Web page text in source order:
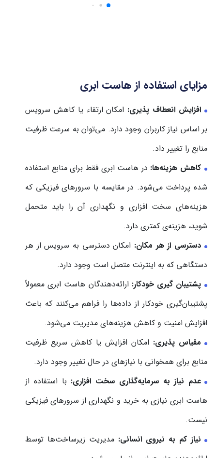
مزایای استفاده از هاست ابری
افزایش انعطاف پذیری: امکان ارتقاء یا کاهش سرویس
بر اساس نیاز کاربران وجود دارد. می‌توان به سرعت ظرفیت
منابع را تغییر داد.
کاهش هزینه‌ها: در هاست ابری فقط برای منابع استفاده
شده پرداخت می‌شود. در مقایسه با سرورهای فیزیکی که
هزینه‌های سخت افزاری و نگهداری آن را باید متحمل
شوید، هزینه‌ی کمتری دارد.
دسترسی از هر مکان: امکان دسترسی به سرویس از هر
دستگاهی که به اینترنت متصل است وجود دارد.
پشتیبان گیری خودکار: ارائه‌دهندگان هاست ابری معمولاً
پشتیبان‌گیری خودکار از داده‌ها را فراهم می‌کنند که باعث
افزایش امنیت و کاهش هزینه‌های مدیریت می‌شود.
مقیاس پذیری: امکان افزایش یا کاهش سریع ظرفیت
منابع برای همخوانی با نیازهای در حال تغییر وجود دارد.
عدم نیاز به سرمایه‌گذاری سخت افزاری: با استفاده از
هاست ابری نیازی به خرید و نگهداری از سرورهای فیزیکی
نیست.
نیاز کم به نیروی انسانی: مدیریت زیرساخت‌ها توسط